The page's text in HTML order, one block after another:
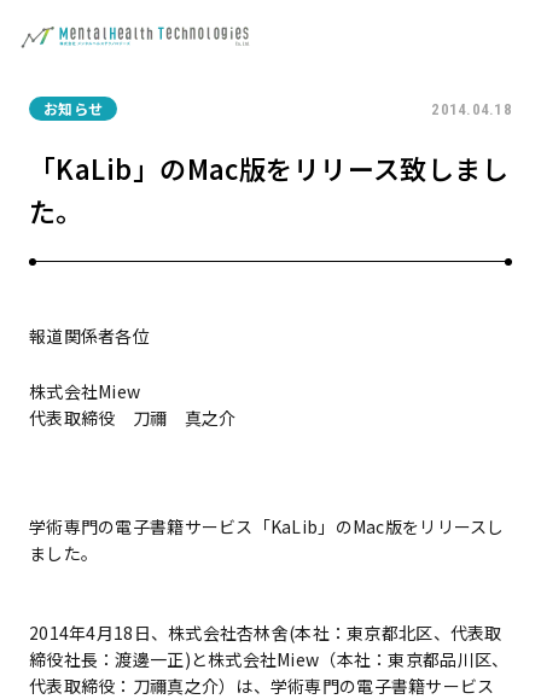
お知らせ 2014.04.18
「KaLib」のMac版をリリース致しまし
た。
報道関係者各位
株式会社Miew
代表取締役 刀禰 真之介
学術専門の電子書籍サービス「KaLib」のMac版をリリースし
ました。
2014年4月18日、株式会社杏林舍(本社：東京都北区、代表取
締役社長：渡邊一正)と株式会社Miew（本社：東京都品川区、
代表取締役：刀禰真之介）は、学術専門の電子書籍サービス